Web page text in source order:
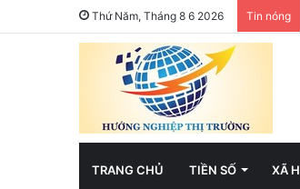
Thứ Năm, Tháng 8 6 2026 Tin nóng
TRANG CHỦ TIỀN SỐ XÃ